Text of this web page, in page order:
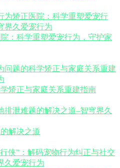
：科学重塑爱宠行为，守护家
矫正与家庭关系重建指南
解决之道